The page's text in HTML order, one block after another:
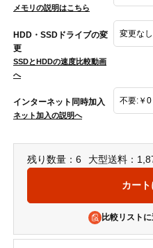
メモリの説明はこちら
HDD・SSDドライブの変
更
SSDとHDDの速度比較動画
へ
インターネット同時加入
ネット加入の説明へ
残り数量：6 大型送料：
比較リスト